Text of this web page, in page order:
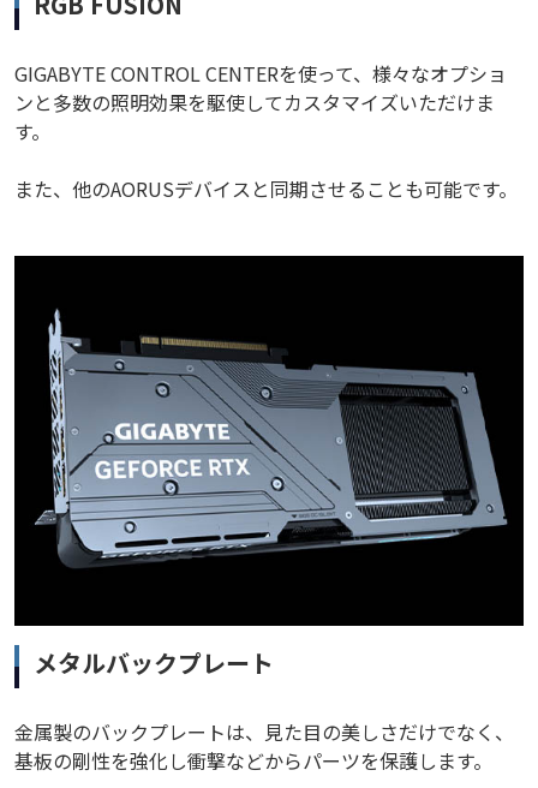
GIGABYTE CONTROL CENTERを使って、様々なオプショ
ンと多数の照明効果を駆使してカスタマイズいただけま
す。
また、他のAORUSデバイスと同期させることも可能です。
メタルバックプレート
金属製のバックプレートは、見た目の美しさだけでなく、
基板の剛性を強化し衝撃などからパーツを保護します。